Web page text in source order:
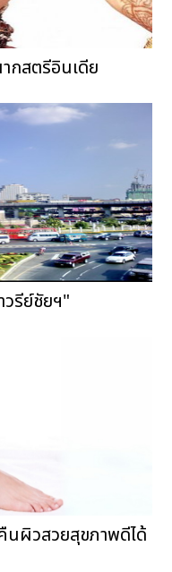
กสตรีอินเดีย
วรีย์ชัยฯ"
นผิวสวยสุขภาพดีได้